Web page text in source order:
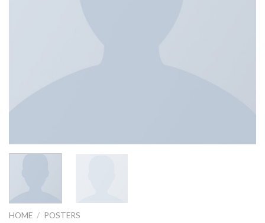
HOME / POSTERS